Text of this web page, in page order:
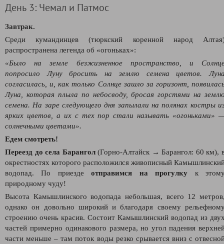
День 3: Чемал и Патмос
Завтрак.
Среди кумандинцев (тюркский коренной народ
распространена легенда об «огоньках»:
«Было на земле безжизненное пространство, и
попросило Луну бросить на землю семена цветов.
согласилась, и, как только Солнце зашло за горизонт,
Луна, которая плыла по небосводу, бросая горстями на
семена. На заре следующего дня запылали на полянах костры
ярких цветов, а их с тех пор стали называть «огоньками»
солнечными цветами».
Едем смотреть!
Переезд до села Барангол(Горно-Алтайск → Барангол: 60 км),
окрестностях которого расположился живописный
водопад. По приездеотправимся на прогулку к
природному чуду!
Высота Камышлинского водопада небольшая, всего 12
однако он довольно широкий и благодаря своему
строению очень красив. Состоит Камышлинский водопад из
частей примерно одинакового размера, но угол падения
части меньше – там поток воды резко срывается вниз с